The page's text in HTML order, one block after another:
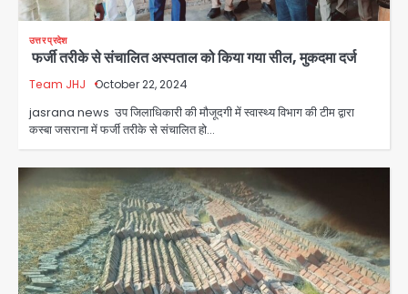
उत्तर प्रदेश
फर्जी तरीके से संचालित अस्पताल को किया गया सील, मुकदमा दर्ज
Team JHJ October 22, 2024
jasrana news उप जिलाधिकारी की मौजूदगी में स्वास्थ्य विभाग की टीम द्वारा
कस्बा जसराना में फर्जी तरीके से संचालित हो…